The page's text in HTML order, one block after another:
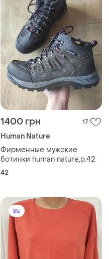
1400 грн 17
Human Nature
Фирменные мужские
ботинки human nature,р.42
42